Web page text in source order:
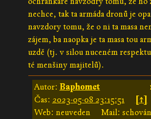
nechce, tak ta armáda dronů je
navzdory tomu, že o ni ta masa
zájem, ba naopka je ta masa tou
uzdě (tj. v silou nuceném
té menšiny majitelů).
Autor: Baphomet
Čas: 2023-05-08 23:15:51
[↑]
Web: neuveden
Mail: schován